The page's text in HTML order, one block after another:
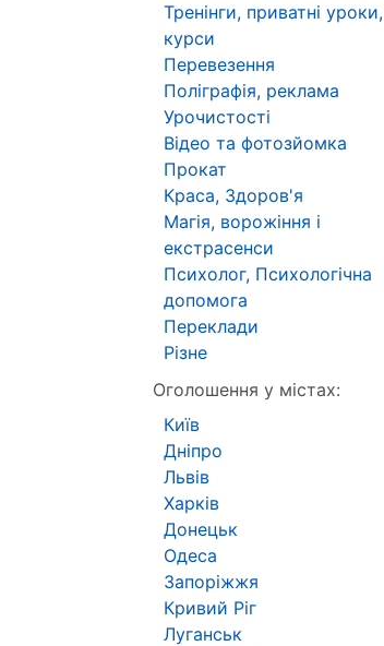
Тренінги, приватні уроки,
курси
Перевезення
Поліграфія, реклама
Урочистості
Відео та фотозйомка
Прокат
Краса, Здоров'я
Магія, ворожіння і
екстрасенси
Психолог, Психологічна
допомога
Переклади
Різне
Оголошення у містах:
Київ
Дніпро
Львів
Харків
Донецьк
Одеса
Запоріжжя
Кривий Ріг
Луганськ